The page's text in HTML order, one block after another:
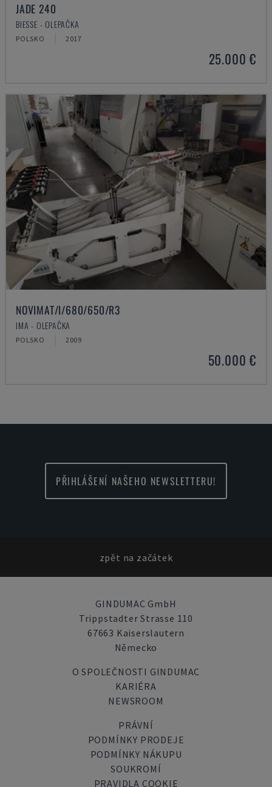
JADE 240
BIESSE - OLEPAČKA
POLSKO 2017
25.000 €
NOVIMAT/I/680/650/R3
IMA - OLEPAČKA
POLSKO 2009
50.000 €
PŘIHLÁŠENÍ NAŠEHO NEWSLETTERU!
zpět na začátek
GINDUMAC GmbH
Trippstadter Strasse 110
67663 Kaiserslautern
Německo
O SPOLEČNOSTI GINDUMAC
KARIÉRA
NEWSROOM
PRÁVNÍ
PODMÍNKY PRODEJE
PODMÍNKY NÁKUPU
SOUKROMÍ
PRAVIDLA COOKIE